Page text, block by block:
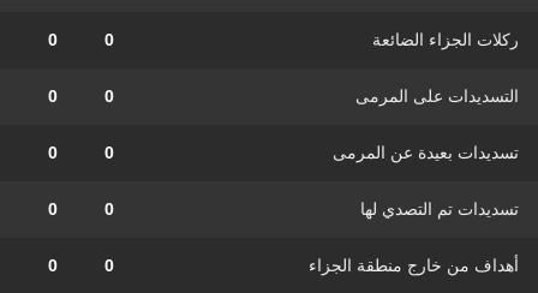
ركلات الجزاء الضائعة 0
0
التسديدات على المرمى 0
0
تسديدات بعيدة عن المرمى 0
0
تسديدات تم التصدي لها 0
0
أهداف من خارج منطقة الجزاء 0
0